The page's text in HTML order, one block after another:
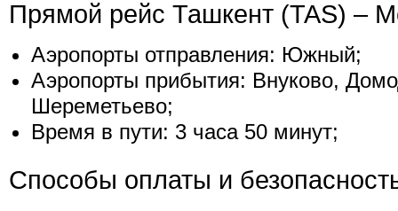
Прямой рейс Ташкент (TAS) –
Аэропорты отправления: Южный;
Аэропорты прибытия: Внуково,
Шереметьево;
Время в пути: 3 часа 50 минут;
Способы оплаты и